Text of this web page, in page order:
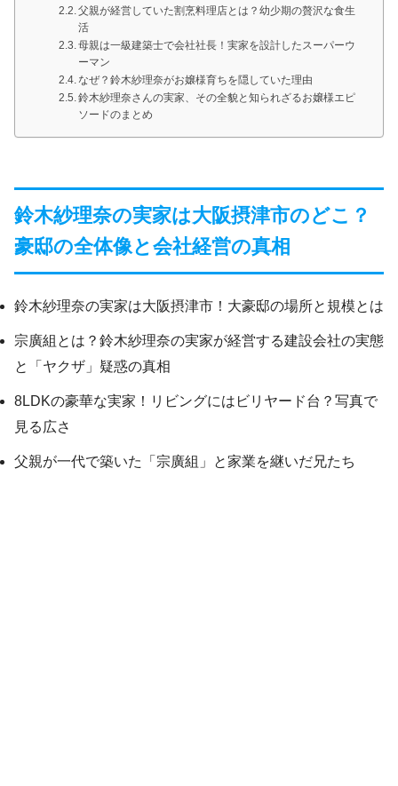
父親が経営していた割烹料理店とは？幼少期の贅沢な食生
活
母親は一級建築士で会社社長！実家を設計したスーパーウ
ーマン
なぜ？鈴木紗理奈がお嬢様育ちを隠していた理由
鈴木紗理奈さんの実家、その全貌と知られざるお嬢様エピ
ソードのまとめ
鈴木紗理奈の実家は大阪摂津市のどこ？
豪邸の全体像と会社経営の真相
鈴木紗理奈の実家は大阪摂津市！大豪邸の場所と規模とは
宗廣組とは？鈴木紗理奈の実家が経営する建設会社の実態
と「ヤクザ」疑惑の真相
8LDKの豪華な実家！リビングにはビリヤード台？写真で
見る広さ
父親が一代で築いた「宗廣組」と家業を継いだ兄たち